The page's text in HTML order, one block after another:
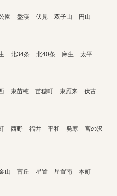
園 盤渓 伏見 双子山
円山
北34条 北40条 麻生
太平
東苗穂 苗穂町 東雁来
伏古
西野 福井 平和 発寒
宮の沢
山 富丘 星置 星置南
本町